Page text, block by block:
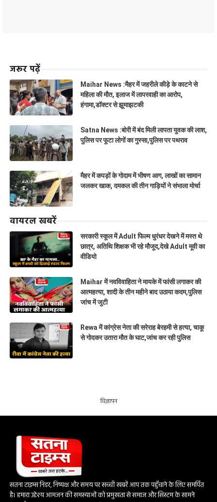
जरूर पढ़ें
Maihar News :मैहर में जहरीले कीड़े के काटने से
महिला की मौत, इलाज में लापरवाही का आरोप,
हंगामा,डॉक्टर से झूमाझटकी
Satna News :बोरी में बंद मिली लापता युवक की लाश,
पुलिस पर फूटा लोगों का गुस्सा,पुलिस पर पथराव
मैहर में कपड़ों के गोदाम में भीषण आग, लाखों का सामान
जलकर खाक, दमकल की तीन गाड़ियों ने संभाला मोर्चा
वायरल खबरें
सरकारी स्कूल में Adult फिल्म धुरंधर देखने में मस्त थे
छात्र, अतिथि शिक्षक भी रहे मौजूद,देखे Adult मूवी का
वीडियो
Maihar में नवविवाहिता ने मायके में फांसी लगाकर की
आत्महत्या, शादी के तीन महीने बाद उठाया कदम,पुलिस
जांच में जुटी
Rewa में कांग्रेस नेता की सरेराह बेरहमी से हत्या, चाकू
से गोदकर उतारा मौत के घाट,जांच कर रही पुलिस
विज्ञापन
सतना टाइम्स निडर, निष्पक्ष और समय पर सच्ची खबरें आप तक पहुँचाने के लिए समर्पित
है। हमारा उद्देश्य आमजन की समस्याओं को प्रमुखता से समाज और सिस्टम के सामने